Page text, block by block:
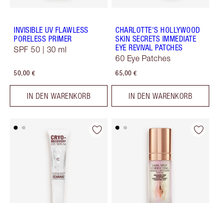
INVISIBLE UV FLAWLESS
PORELESS PRIMER
SPF 50 | 30 ml
50,00 €
IN DEN WARENKORB
CHARLOTTE'S HOLLYWOOD
SKIN SECRETS IMMEDIATE
EYE REVIVAL PATCHES
60 Eye Patches
65,00 €
IN DEN WARENKORB